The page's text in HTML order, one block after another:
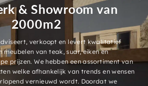
& Showroom van
2000m2
verkoopt en levert kwalitatief
meubelen van teak, suar, eiken en
prijzen. We hebben een assortiment van
welke afhankelijk van trends en wensen
vernieuwd wordt. Doordat we